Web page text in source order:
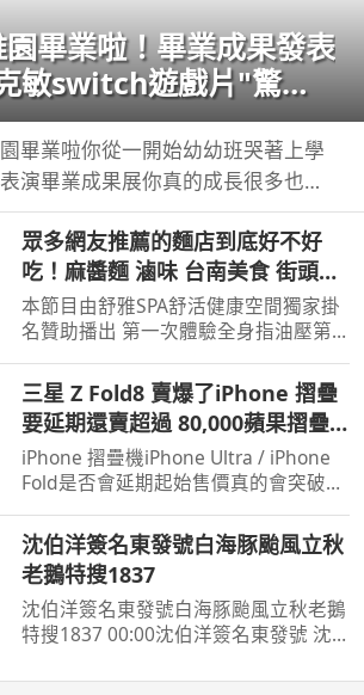
畢業啦！畢業成果發表
敏switch遊戲片"驚喜
】
畢業啦你從一開始幼幼班哭著上學
演畢業成果展你真的成長很多也長
要上小學 ...
眾多網友推薦的麵店到底好不好
吃！麻醬麵 滷味 台南美食 街頭小
吃 美食 美食推薦 旅遊 fyp food
taiwanfood streetfood
本節目由舒雅SPA舒活健康空間獨家掛
名贊助播出 第一次體驗全身指油壓第
號 062985552 ...
三星 Z Fold8 賣爆了iPhone 摺疊
要延期還賣超過 80,000蘋果摺疊
大戰開打！
iPhone 摺疊機iPhone Ultra / iPhone
Fold是否會延期起始售價真的會突破台
Galaxy Z ...
沈伯洋簽名東發號白海豚颱風立秋
老鵝特搜1837
沈伯洋簽名東發號白海豚颱風立秋老鵝
特搜1837 00:00沈伯洋簽名東發號 沈
店 ...